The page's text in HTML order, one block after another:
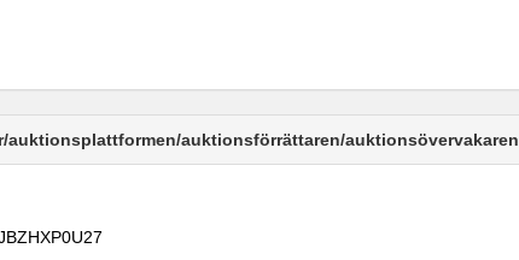
auktionsförrättaren/auktionsövervakaren